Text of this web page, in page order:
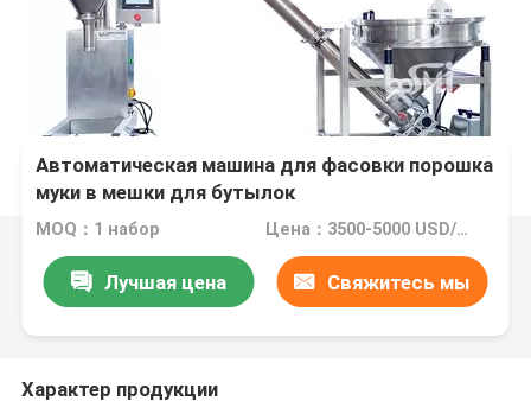
Автоматическая машина для фасовки порошка
муки в мешки для бутылок
MOQ：1 набор Цена：3500-5000 USD/SET
Лучшая цена Свяжитесь мы
Характер продукции